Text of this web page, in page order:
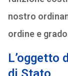
nostro
ordine e
L’oggetto